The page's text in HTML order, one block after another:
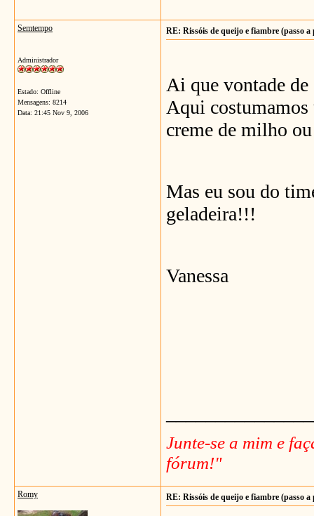
Semtempo
Administrador
Estado: Offline
Mensagens: 8214
Data: 21:45 Nov 9, 2006
RE: Rissóis de queijo e fiambre (passo a
Ai que vontade
Aqui costumamos
creme de milho
Mas eu sou do
geladeira!!!
Vanessa
Junte-se a mim e
fórum!"
Romy RE: Rissóis de queijo e fiambre (passo a